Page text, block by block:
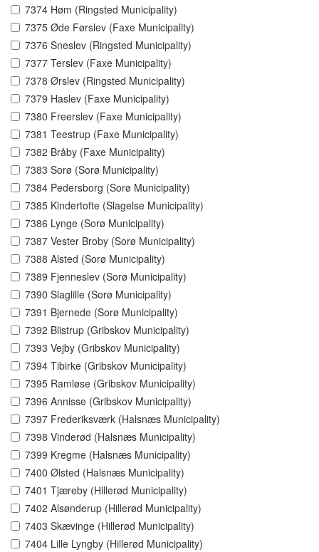
7374 Høm (Ringsted Municipality)
7375 Øde Førslev (Faxe Municipality)
7376 Sneslev (Ringsted Municipality)
7377 Terslev (Faxe Municipality)
7378 Ørslev (Ringsted Municipality)
7379 Haslev (Faxe Municipality)
7380 Freerslev (Faxe Municipality)
7381 Teestrup (Faxe Municipality)
7382 Bråby (Faxe Municipality)
7383 Sorø (Sorø Municipality)
7384 Pedersborg (Sorø Municipality)
7385 Kindertofte (Slagelse Municipality)
7386 Lynge (Sorø Municipality)
7387 Vester Broby (Sorø Municipality)
7388 Alsted (Sorø Municipality)
7389 Fjenneslev (Sorø Municipality)
7390 Slaglille (Sorø Municipality)
7391 Bjernede (Sorø Municipality)
7392 Blistrup (Gribskov Municipality)
7393 Vejby (Gribskov Municipality)
7394 Tibirke (Gribskov Municipality)
7395 Ramløse (Gribskov Municipality)
7396 Annisse (Gribskov Municipality)
7397 Frederiksværk (Halsnæs Municipality)
7398 Vinderød (Halsnæs Municipality)
7399 Kregme (Halsnæs Municipality)
7400 Ølsted (Halsnæs Municipality)
7401 Tjæreby (Hillerød Municipality)
7402 Alsønderup (Hillerød Municipality)
7403 Skævinge (Hillerød Municipality)
7404 Lille Lyngby (Hillerød Municipality)